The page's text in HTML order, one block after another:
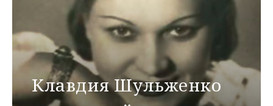
Клавдия Шульженко